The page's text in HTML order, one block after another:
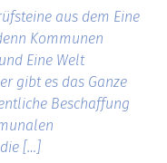
aus dem Eine
Kommunen
Eine Welt
gibt es das Ganze
Beschaffung
[…]